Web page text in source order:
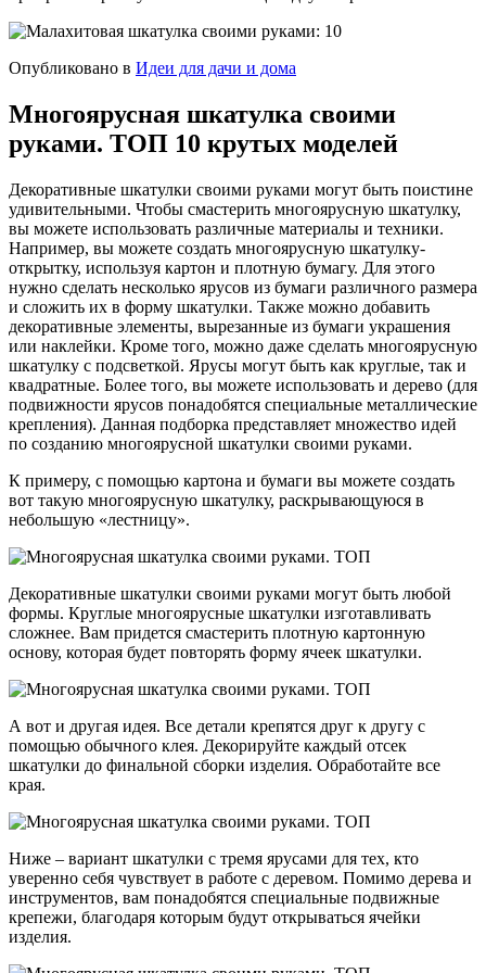
Опубликовано в Идеи для дачи и дома
Многоярусная шкатулка своими
руками. ТОП 10 крутых моделей
Декоративные шкатулки своими руками могут быть поистине
удивительными. Чтобы смастерить многоярусную шкатулку,
вы можете использовать различные материалы и техники.
Например, вы можете создать многоярусную шкатулку-
открытку, используя картон и плотную бумагу. Для этого
нужно сделать несколько ярусов из бумаги различного размера
и сложить их в форму шкатулки. Также можно добавить
декоративные элементы, вырезанные из бумаги украшения
или наклейки. Кроме того, можно даже сделать многоярусную
шкатулку с подсветкой. Ярусы могут быть как круглые, так и
квадратные. Более того, вы можете использовать и дерево (для
подвижности ярусов понадобятся специальные металлические
крепления). Данная подборка представляет множество идей
по созданию многоярусной шкатулки своими руками.
К примеру, с помощью картона и бумаги вы можете создать
вот такую многоярусную шкатулку, раскрывающуюся в
небольшую «лестницу».
Декоративные шкатулки своими руками могут быть любой
формы. Круглые многоярусные шкатулки изготавливать
сложнее. Вам придется смастерить плотную картонную
основу, которая будет повторять форму ячеек шкатулки.
А вот и другая идея. Все детали крепятся друг к другу с
помощью обычного клея. Декорируйте каждый отсек
шкатулки до финальной сборки изделия. Обработайте все
края.
Ниже – вариант шкатулки с тремя ярусами для тех, кто
уверенно себя чувствует в работе с деревом. Помимо дерева и
инструментов, вам понадобятся специальные подвижные
крепежи, благодаря которым будут открываться ячейки
изделия.